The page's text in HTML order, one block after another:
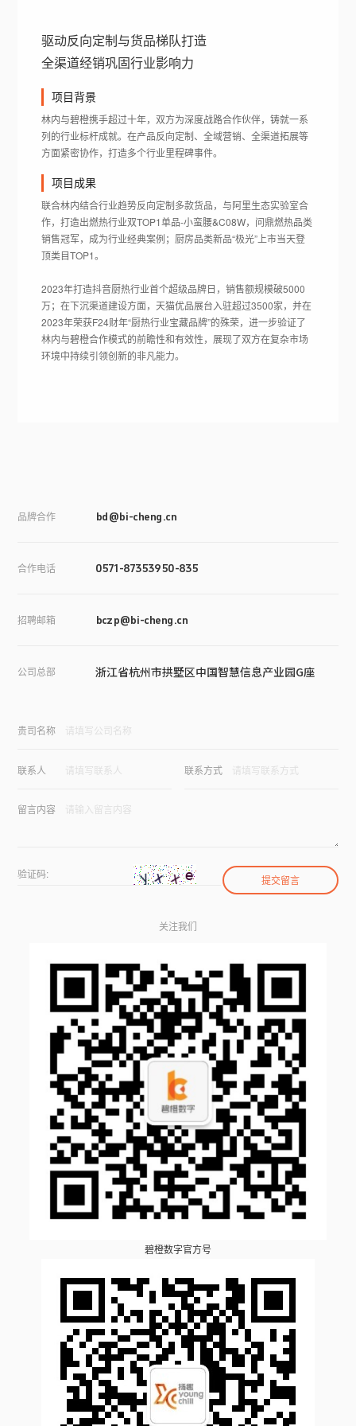
驱动反向定制与货品梯队打造
全渠道经销巩固行业影响力
项目背景
林内与碧橙携手超过十年，双方为深度战路合作伙伴，铸就一系
列的行业标杆成就。在产品反向定制、全域营销、全渠道拓展等
方面紧密协作，打造多个行业里程碑事件。
项目成果
联合林内结合行业趋势反向定制多款货品，与阿里生态实验室合
作，打造出燃热行业双TOP1单品-小蛮腰&C08W，问鼎燃热品类
销售冠军，成为行业经典案例；厨房品类新品“极光”上市当天登
顶类目TOP1。
2023年打造抖音厨热行业首个超级品牌日，销售额规模破5000
万；在下沉渠道建设方面，天猫优品展台入驻超过3500家，并在
2023年荣获F24财年“厨热行业宝藏品牌”的殊荣，进一步验证了
林内与碧橙合作模式的前瞻性和有效性，展现了双方在复杂市场
环境中持续引领创新的非凡能力。
品牌合作 bd@bi-cheng.cn
合作电话 0571-87353950-835
招聘邮箱 bczp@bi-cheng.cn
公司总部 浙江省杭州市拱墅区中国智慧信息产业园G座
贵司名称
联系人 联系方式
留言内容
验证码:
关注我们
碧橙数字官方号